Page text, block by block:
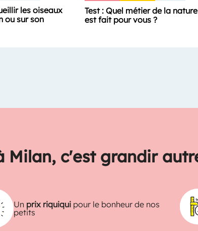
les oiseaux
ou sur son
Test : Quel métier de la nature
est fait pour vous ?
Milan, c'est grandir
Un prix riquiqui pour le bonheur de nos
petits